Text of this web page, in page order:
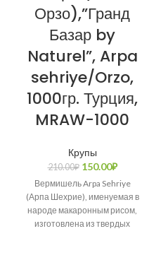
Орзо),”Гранд
Базар by
Naturel”, Arpa
sehriye/Orzo,
1000гр. Турция,
MRAW-1000
Крупы
210.00₽ 150.00₽
Вермишель Arpa Sehriye
(Арпа Шехрие), именуемая в
народе макаронным рисом,
изготовлена из твердых